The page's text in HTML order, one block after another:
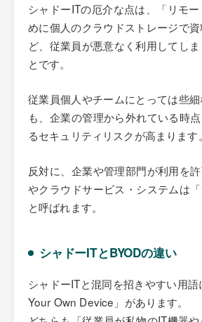
シャドーITの厄介な点は、「リモ
めに個人のクラウドストレージで
ど、従業員が悪意なく利用してし
とです。
従業員個人やチームにとっては些
も、企業の管理から外れている時
るセキュリティリスクが高まります。
反対に、企業や管理部門が利用を
やクラウドサービス・システムは「
と呼ばれます。
シャドーITとBYODの違い
シャドーITと混同を招きやすい用
Your Own Device」があります。